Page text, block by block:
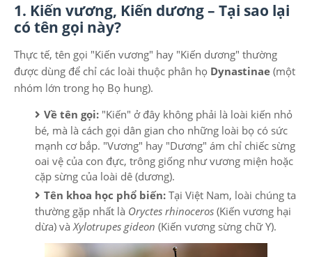
1. Kiến vương, Kiến dương – Tại sao lại
có tên gọi này?
Thực tế, tên gọi "Kiến vương" hay "Kiến dương" thường
được dùng để chỉ các loài thuộc phân họ Dynastinae (một
nhóm lớn trong họ Bọ hung).
Về tên gọi: "Kiến" ở đây không phải là loài kiến nhỏ
bé, mà là cách gọi dân gian cho những loài bọ có sức
mạnh cơ bắp. "Vương" hay "Dương" ám chỉ chiếc sừng
oai vệ của con đực, trông giống như vương miện hoặc
cặp sừng của loài dê (dương).
Tên khoa học phổ biến: Tại Việt Nam, loài chúng ta
thường gặp nhất là Oryctes rhinoceros (Kiến vương hại
dừa) vàXylotrupes gideon (Kiến vương sừng chữ Y).